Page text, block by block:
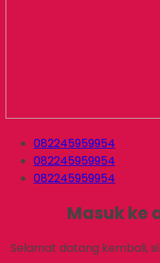
082245959954
082245959954
082245959954
Masuk ke
Selamat datang kembali,